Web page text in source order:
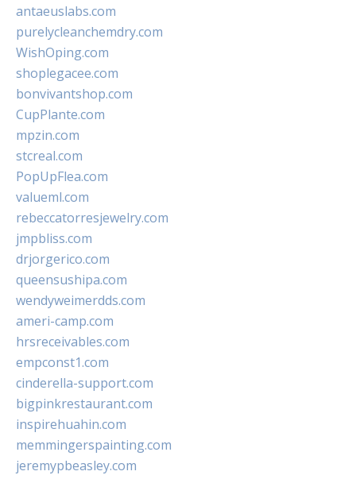
antaeuslabs.com
purelycleanchemdry.com
WishOping.com
shoplegacee.com
bonvivantshop.com
CupPlante.com
mpzin.com
stcreal.com
PopUpFlea.com
valueml.com
rebeccatorresjewelry.com
jmpbliss.com
drjorgerico.com
queensushipa.com
wendyweimerdds.com
ameri-camp.com
hrsreceivables.com
empconst1.com
cinderella-support.com
bigpinkrestaurant.com
inspirehuahin.com
memmingerspainting.com
jeremypbeasley.com